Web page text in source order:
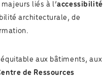
liés à l’accessibilité
architecturale, de
aux bâtiments, aux
de Ressources